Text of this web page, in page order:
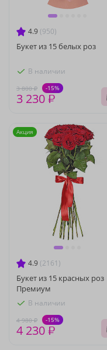
4.9 (950)
Букет из 15 белых роз
В наличии
3 800 ₽ -15%
3 230 ₽
4.9 (2161)
Букет из 15 красных роз
Премиум
В наличии
4 980 ₽ -15%
4 230 ₽
Акция